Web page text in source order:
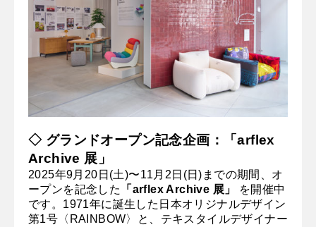
◇ グランドオープン記念企画：「arflex
Archive 展」
2025年9月20日(土)〜11月2日(日)までの期間、オ
ープンを記念した
「arflex Archive 展」
を開催中
です。1971年に誕生した日本オリジナルデザイン
第1号〈RAINBOW〉と、テキスタイルデザイナー